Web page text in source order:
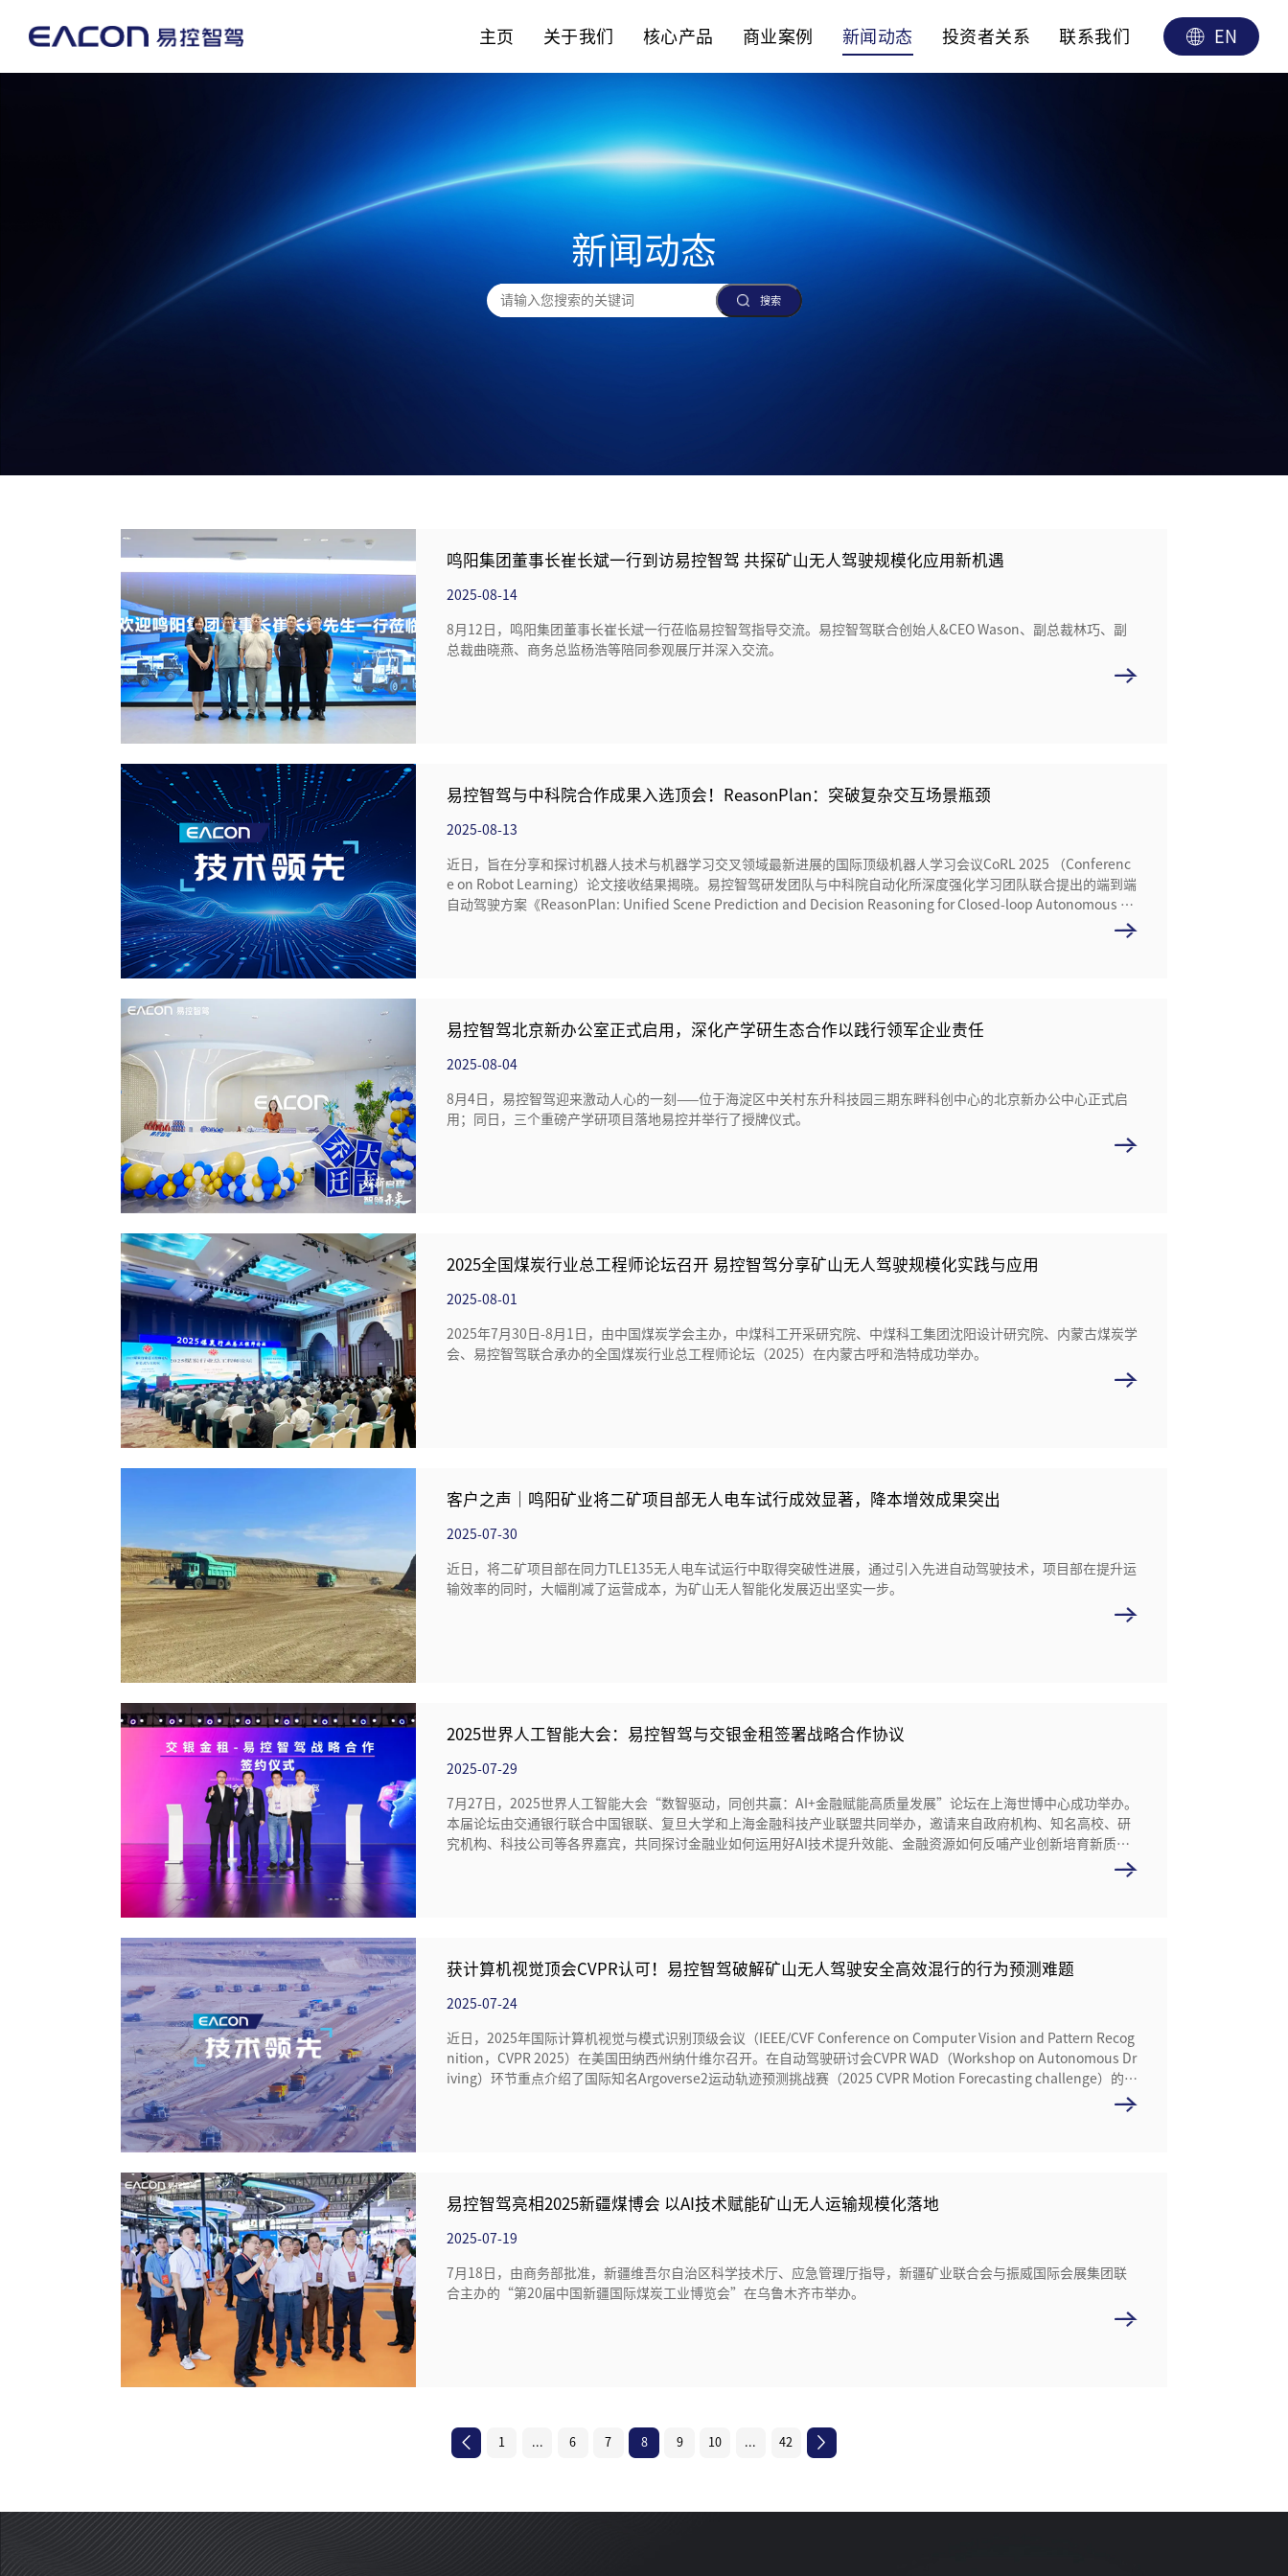
主页 关于我们 核心产品 商业案例 新闻动态 投资者关系 联系我们 EN
新闻动态
鸣阳集团董事长崔长斌一行到访易控智驾 共探矿山无人驾驶规模化应用新机遇
2025-08-14
8月12日，鸣阳集团董事长崔长斌一行莅临易控智驾指导交流。易控智驾联合创始人&CEO Wason、副总裁林巧、副
总裁曲晓燕、商务总监杨浩等陪同参观展厅并深入交流。
易控智驾与中科院合作成果入选顶会！ReasonPlan：突破复杂交互场景瓶颈
2025-08-13
近日，旨在分享和探讨机器人技术与机器学习交叉领域最新进展的国际顶级机器人学习会议CoRL 2025 （Conferenc
e on Robot Learning）论文接收结果揭晓。易控智驾研发团队与中科院自动化所深度强化学习团队联合提出的端到端
自动驾驶方案《ReasonPlan: Unified Scene Prediction and Decision Reasoning for Closed-loop Autonomous Dr
iving》成功入选。该论文提出的方案在复杂交互场景中，尤其是决策推理方面展现出突破性进展，有望推动自动驾驶
易控智驾北京新办公室正式启用，深化产学研生态合作以践行领军企业责任
2025-08-04
8月4日，易控智驾迎来激动人心的一刻——位于海淀区中关村东升科技园三期东畔科创中心的北京新办公中心正式启
用；同日，三个重磅产学研项目落地易控并举行了授牌仪式。
2025全国煤炭行业总工程师论坛召开 易控智驾分享矿山无人驾驶规模化实践与应用
2025-08-01
2025年7月30日-8月1日，由中国煤炭学会主办，中煤科工开采研究院、中煤科工集团沈阳设计研究院、内蒙古煤炭学
会、易控智驾联合承办的全国煤炭行业总工程师论坛（2025）在内蒙古呼和浩特成功举办。
客户之声｜鸣阳矿业将二矿项目部无人电车试行成效显著，降本增效成果突出
2025-07-30
近日，将二矿项目部在同力TLE135无人电车试运行中取得突破性进展，通过引入先进自动驾驶技术，项目部在提升运
输效率的同时，大幅削减了运营成本，为矿山无人智能化发展迈出坚实一步。
2025世界人工智能大会：易控智驾与交银金租签署战略合作协议
2025-07-29
7月27日，2025世界人工智能大会“数智驱动，同创共赢：AI+金融赋能高质量发展”论坛在上海世博中心成功举办。
本届论坛由交通银行联合中国银联、复旦大学和上海金融科技产业联盟共同举办，邀请来自政府机构、知名高校、研
究机构、科技公司等各界嘉宾，共同探讨金融业如何运用好AI技术提升效能、金融资源如何反哺产业创新培育新质生
获计算机视觉顶会CVPR认可！易控智驾破解矿山无人驾驶安全高效混行的行为预测难题
2025-07-24
近日，2025年国际计算机视觉与模式识别顶级会议（IEEE/CVF Conference on Computer Vision and Pattern Recog
nition，CVPR 2025）在美国田纳西州纳什维尔召开。在自动驾驶研讨会CVPR WAD（Workshop on Autonomous Dr
iving）环节重点介绍了国际知名Argoverse2运动轨迹预测挑战赛（2025 CVPR Motion Forecasting challenge）的成
绩，其中易控智驾提出的IMR（IterativeMode-World Weighted Regression for Multi-Agent Trajectory Prediction）
易控智驾亮相2025新疆煤博会 以AI技术赋能矿山无人运输规模化落地
2025-07-19
7月18日，由商务部批准，新疆维吾尔自治区科学技术厅、应急管理厅指导，新疆矿业联合会与振威国际会展集团联
合主办的“第20届中国新疆国际煤炭工业博览会”在乌鲁木齐市举办。
1 ... 6 7 8 9 10 ... 42